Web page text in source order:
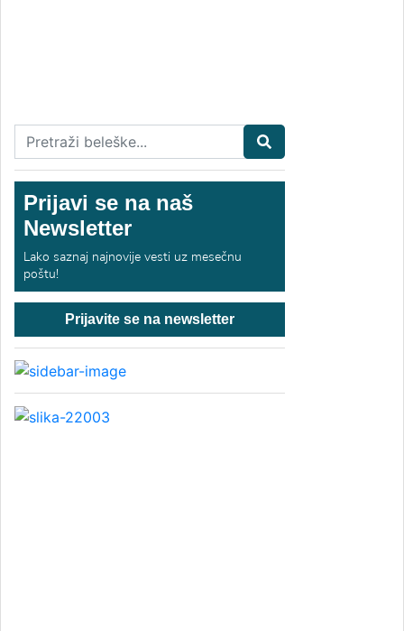
Prijavi se na naš
Newsletter
Lako saznaj najnovije vesti uz mesečnu
poštu!
Prijavite se na newsletter